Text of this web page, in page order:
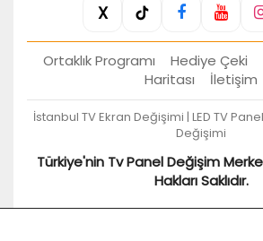
X
Ortaklık Programı Hediye Çeki
Haritası
İletişim
İstanbul TV Ekran Değişimi | LED TV
Değişimi
Türkiye'nin Tv Panel Değişim
Hakları Saklıdır.